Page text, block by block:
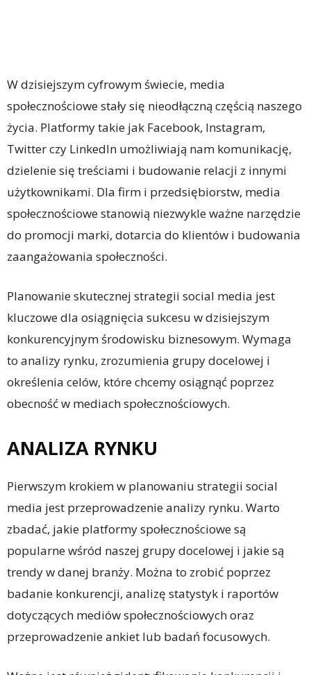
W dzisiejszym cyfrowym świecie, media
społecznościowe stały się nieodłączną częścią naszego
życia. Platformy takie jak Facebook, Instagram,
Twitter czy LinkedIn umożliwiają nam komunikację,
dzielenie się treściami i budowanie relacji z innymi
użytkownikami. Dla firm i przedsiębiorstw, media
społecznościowe stanowią niezwykle ważne narzędzie
do promocji marki, dotarcia do klientów i budowania
zaangażowania społeczności.
Planowanie skutecznej strategii social media jest
kluczowe dla osiągnięcia sukcesu w dzisiejszym
konkurencyjnym środowisku biznesowym. Wymaga
to analizy rynku, zrozumienia grupy docelowej i
określenia celów, które chcemy osiągnąć poprzez
obecność w mediach społecznościowych.
ANALIZA RYNKU
Pierwszym krokiem w planowaniu strategii social
media jest przeprowadzenie analizy rynku. Warto
zbadać, jakie platformy społecznościowe są
popularne wśród naszej grupy docelowej i jakie są
trendy w danej branży. Można to zrobić poprzez
badanie konkurencji, analizę statystyk i raportów
dotyczących mediów społecznościowych oraz
przeprowadzenie ankiet lub badań focusowych.